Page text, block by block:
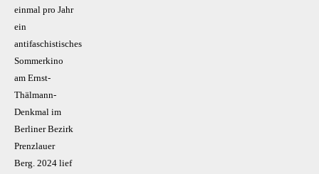
einmal pro Jahr
ein
antifaschistisches
Sommerkino
am Ernst-
Thälmann-
Denkmal im
Berliner Bezirk
Prenzlauer
Berg. 2024 lief